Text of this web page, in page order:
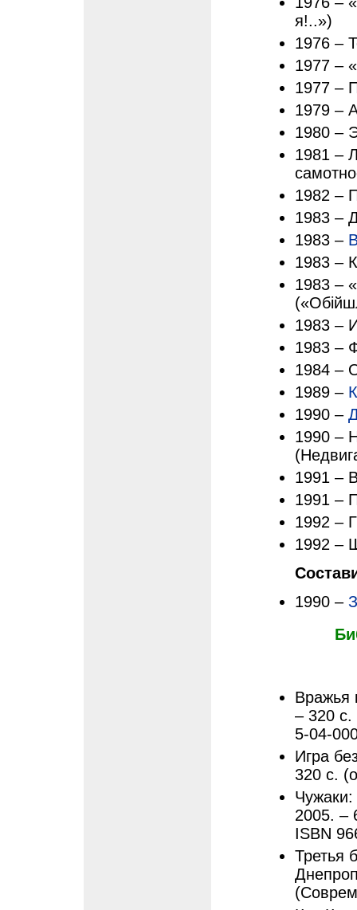
я!..»)
1976 –
1977 –
1977 –
1979 –
1980 –
1981 –
1982 –
1983 –
1983 –
1983 –
1983 –
1983 –
1983 –
1984 –
1989 –
1990 –
1990 –
1991 –
1991 –
1992 –
1992 –
1990 –
Вражья
– 320 с.
5-04-
Игра
320 с.
2005. –
ISBN
Третья